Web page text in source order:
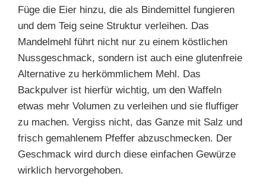
Füge die Eier hinzu, die als Bindemittel fungieren
und dem Teig seine Struktur verleihen. Das
Mandelmehl führt nicht nur zu einem köstlichen
Nussgeschmack, sondern ist auch eine glutenfreie
Alternative zu herkömmlichem Mehl. Das
Backpulver ist hierfür wichtig, um den Waffeln
etwas mehr Volumen zu verleihen und sie fluffiger
zu machen. Vergiss nicht, das Ganze mit Salz und
frisch gemahlenem Pfeffer abzuschmecken. Der
Geschmack wird durch diese einfachen Gewürze
wirklich hervorgehoben.